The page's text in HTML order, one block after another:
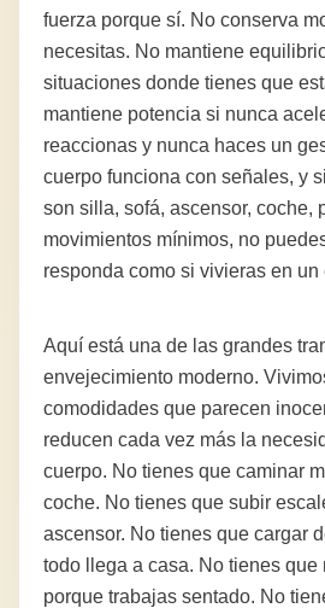
fuerza porque sí. No conserva
necesitas. No mantiene
situaciones donde tienes que
mantiene potencia si nunca
reaccionas y nunca haces un
cuerpo funciona con señales, y
son silla, sofá, ascensor, coche,
movimientos mínimos, no
responda como si vivieras en un
Aquí está una de las grandes
envejecimiento moderno.
comodidades que parecen
reducen cada vez más la
cuerpo. No tienes que caminar
coche. No tienes que subir
ascensor. No tienes que cargar
todo llega a casa. No tienes que
porque trabajas sentado. No